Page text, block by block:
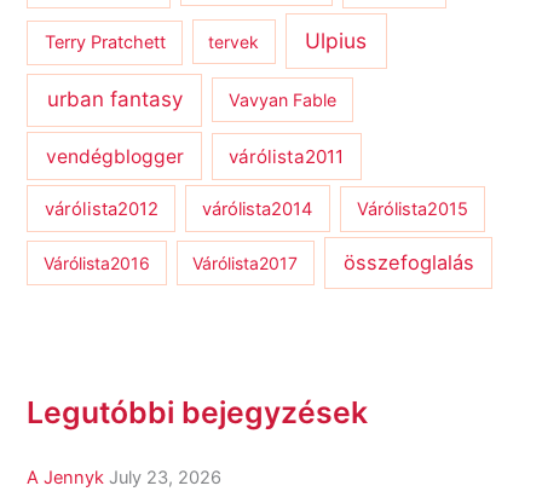
Terry Pratchett tervek Ulpius
urban fantasy Vavyan Fable
vendégblogger várólista2011
várólista2012 várólista2014 Várólista2015
Várólista2016 Várólista2017 összefoglalás
Legutóbbi bejegyzések
A Jennyk July 23, 2026